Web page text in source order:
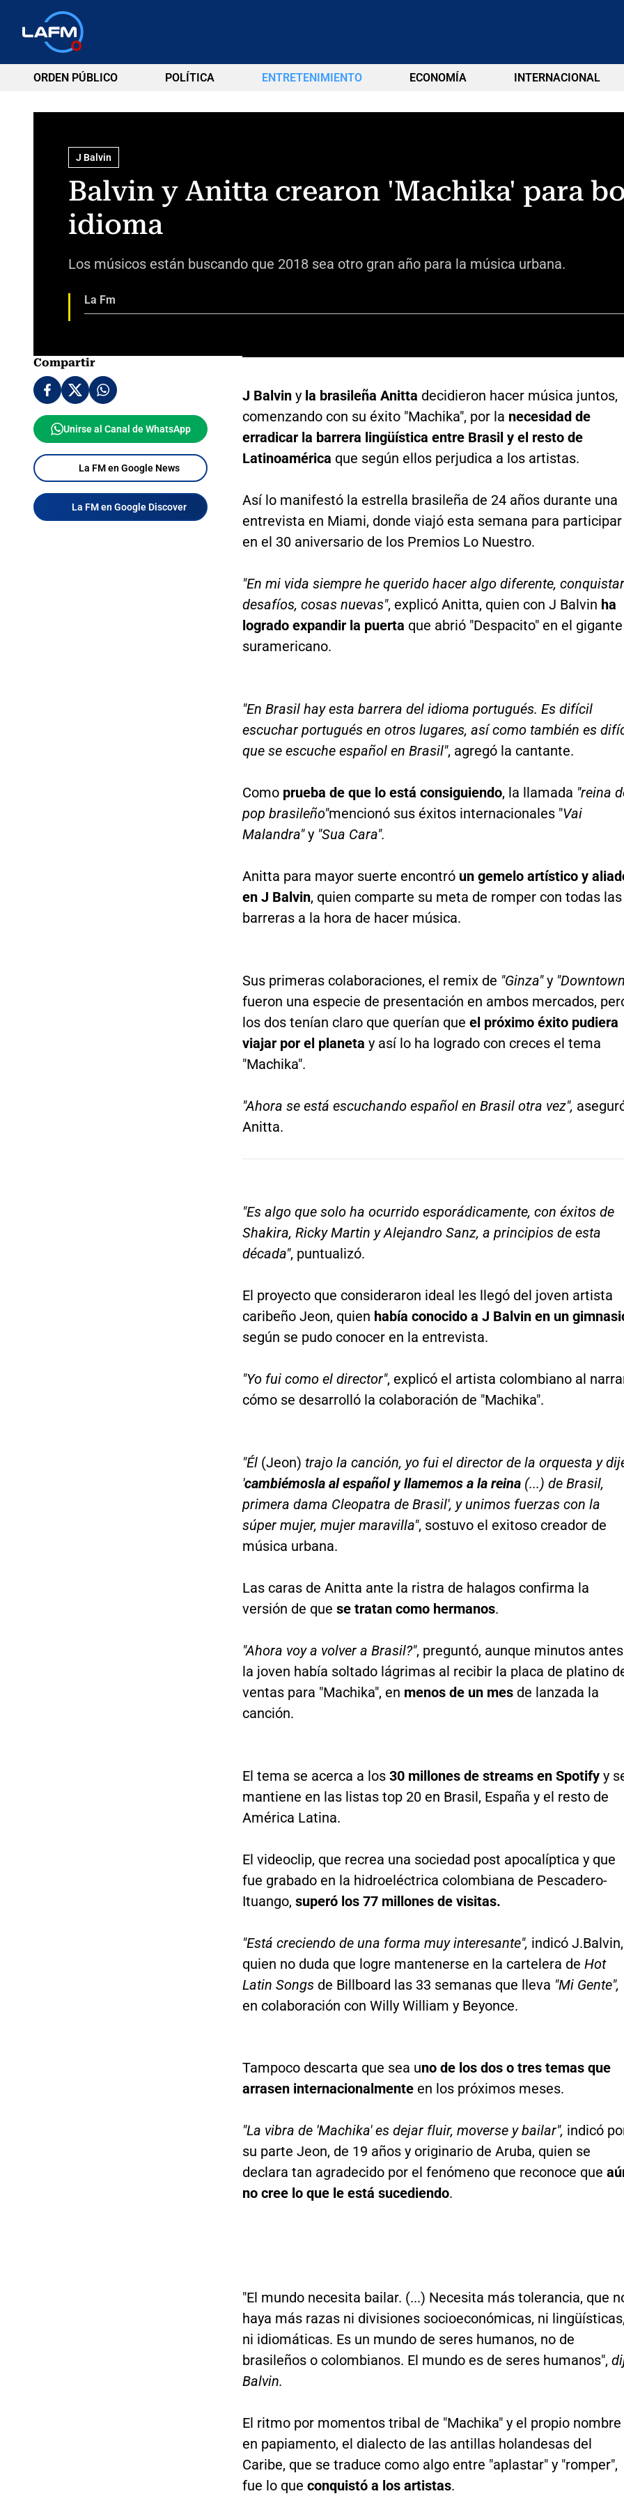
ORDEN PÚBLICO POLÍTICA ENTRETENIMIENTO ECONOMÍA INTERNACIONAL
J Balvin
Balvin y Anitta crearon 'Machika' para
idioma
Los músicos están buscando que 2018 sea otro gran año para la música urbana.
La Fm
Compartir
Unirse al Canal de WhatsApp
La FM en Google News
La FM en Google Discover
J Balvin y la brasileña Anitta decidieron hacer música juntos,
comenzando con su éxito "Machika", por la necesidad de
erradicar la barrera lingüística entre Brasil y el resto de
Latinoamérica que según ellos perjudica a los artistas.
Así lo manifestó la estrella brasileña de 24 años durante una
entrevista en Miami, donde viajó esta semana para participar
en el 30 aniversario de los Premios Lo Nuestro.
"En mi vida siempre he querido hacer algo diferente, conquistar
desafíos, cosas nuevas", explicó Anitta, quien con J Balvin ha
logrado expandir la puerta que abrió "Despacito" en el gigante
suramericano.
"En Brasil hay esta barrera del idioma portugués. Es difícil
escuchar portugués en otros lugares, así como también es
que se escuche español en Brasil", agregó la cantante.
Como prueba de que lo está consiguiendo, la llamada "reina
pop brasileño"mencionó sus éxitos internacionales "Vai
Malandra"y"Sua Cara".
Anitta para mayor suerte encontró un gemelo artístico y
en J Balvin, quien comparte su meta de romper con todas las
barreras a la hora de hacer música.
Sus primeras colaboraciones, el remix de "Ginza"y
fueron una especie de presentación en ambos mercados,
los dos tenían claro que querían que el próximo éxito pudiera
viajar por el planeta y así lo ha logrado con creces el tema
"Machika".
"Ahora se está escuchando español en Brasil otra vez",
Anitta.
"Es algo que solo ha ocurrido esporádicamente, con éxitos de
Shakira, Ricky Martin y Alejandro Sanz, a principios de esta
década", puntualizó.
El proyecto que consideraron ideal les llegó del joven artista
caribeño Jeon, quien había conocido a J Balvin en un
según se pudo conocer en la entrevista.
"Yo fui como el director", explicó el artista colombiano al
cómo se desarrolló la colaboración de "Machika".
"Él (Jeon) trajo la canción, yo fui el director de la orquesta y
'cambiémosla al español y llamemos a la reina(...) de Brasil,
primera dama Cleopatra de Brasil', y unimos fuerzas con la
súper mujer, mujer maravilla", sostuvo el exitoso creador de
música urbana.
Las caras de Anitta ante la ristra de halagos confirma la
versión de que se tratan como hermanos.
"Ahora voy a volver a Brasil?", preguntó, aunque minutos antes
la joven había soltado lágrimas al recibir la placa de platino
ventas para "Machika", en menos de un mesde lanzada la
canción.
El tema se acerca a los 30 millones de streams en Spotifyy
mantiene en las listas top 20 en Brasil, España y el resto de
América Latina.
El videoclip, que recrea una sociedad post apocalíptica y que
fue grabado en la hidroeléctrica colombiana de Pescadero-
Ituango, superó los 77 millones de visitas.
"Está creciendo de una forma muy interesante", indicó J.Balvin,
quien no duda que logre mantenerse en la cartelera de Hot
Latin Songsde Billboard las 33 semanas que lleva "Mi Gente",
en colaboración con Willy William y Beyonce.
Tampoco descarta que sea uno de los dos o tres temas que
arrasen internacionalmenteen los próximos meses.
"La vibra de 'Machika' es dejar fluir, moverse y bailar", indicó
su parte Jeon, de 19 años y originario de Aruba, quien se
declara tan agradecido por el fenómeno que reconoce que
no cree lo que le está sucediendo.
"El mundo necesita bailar. (...) Necesita más tolerancia, que
haya más razas ni divisiones socioeconómicas, ni
ni idiomáticas. Es un mundo de seres humanos, no de
brasileños o colombianos. El mundo es de seres humanos",
Balvin.
El ritmo por momentos tribal de "Machika" y el propio nombre
en papiamento, el dialecto de las antillas holandesas del
Caribe, que se traduce como algo entre "aplastar" y "romper",
fue lo que conquistó a los artistas.